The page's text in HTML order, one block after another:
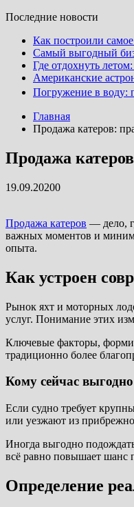
Последние новости
Как построили
Самый выгодный
Где отдохнуть
Американские
Погружение в воду:
Главная
Продажа катеров:
Продажа
19.09.20200
Продажа катеров — дело,
важных моментов и
опыта.
Как устроен
Рынок яхт и моторных
услуг. Понимание этих
Ключевые факторы,
традиционно более
Кому сейчас
Если судно требует
или уезжают из
Иногда выгодно
всё равно повышает шанс
Определение